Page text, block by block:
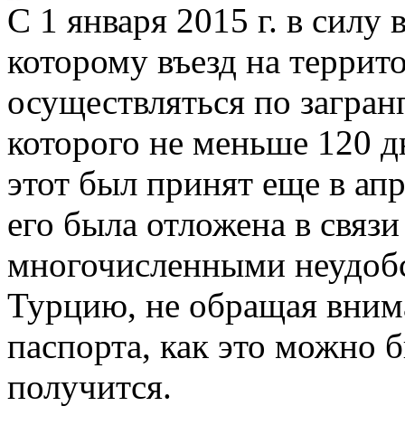
С 1 января 2015 г. в силу
которому въезд на
осуществляться по
которого не меньше 120
этот был принят еще в
его была отложена в
многочисленными
Турцию, не обращая
паспорта, как это можно
получится.